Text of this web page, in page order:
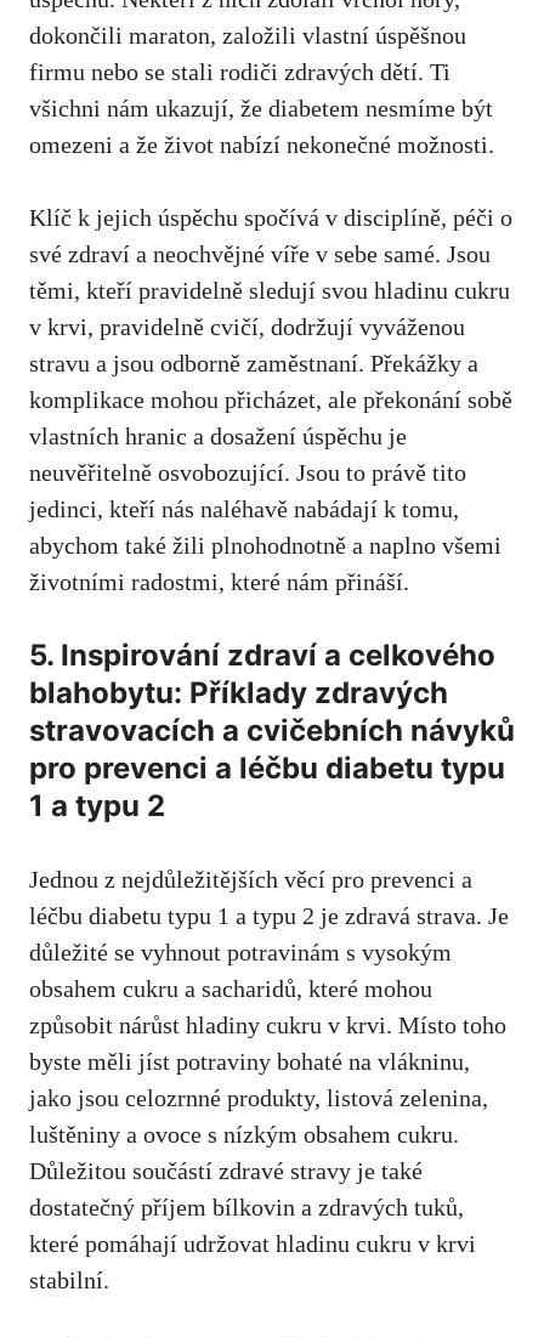
dokončili maraton, založili vlastní úspěšnou
⁤firmu nebo se stali rodiči zdravých dětí. Ti
všichni nám⁣ ukazují,⁤ že diabetem nesmíme být
omezeni a že život nabízí nekonečné možnosti.
Klíč k jejich ⁢úspěchu spočívá v disciplíně, péči‍ o
své​ zdraví a neochvějné víře v sebe samé. Jsou
těmi, ⁣kteří pravidelně sledují svou hladinu cukru
v krvi, pravidelně cvičí, dodržují vyváženou
stravu a ⁢jsou odborně⁤ zaměstnaní. Překážky ⁣a
komplikace mohou ​přicházet, ‍ale překonání sobě
⁢vlastních hranic a dosažení úspěchu je
neuvěřitelně osvobozující. Jsou to právě tito
jedinci, kteří nás naléhavě nabádají⁣ k tomu,
abychom také žili⁤ plnohodnotně a naplno všemi
životními radostmi, které nám přináší.
5. Inspirování zdraví a celkového
blahobytu: Příklady zdravých
stravovacích a cvičebních návyků
pro prevenci a léčbu diabetu typu
1 a typu 2
Jednou z​ nejdůležitějších věcí pro ‍prevenci ⁢a
léčbu diabetu typu 1 a typu 2 je zdravá⁢ strava. Je
důležité ⁤se ⁢vyhnout ‍potravinám s vysokým⁣
obsahem cukru a sacharidů, které mohou
způsobit nárůst hladiny cukru v⁢ krvi. Místo toho
byste měli jíst ⁢potraviny bohaté na vlákninu,
jako​ jsou celozrnné produkty, listová zelenina,
luštěniny a ovoce s nízkým obsahem cukru.‌
Důležitou součástí zdravé‍ stravy je ​také
dostatečný příjem bílkovin ⁤a zdravých tuků,
které pomáhají udržovat hladinu cukru v krvi
stabilní.